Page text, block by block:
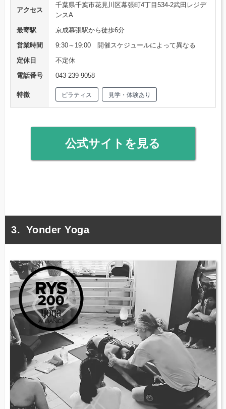
アクセス
千葉県千葉市花見川区幕張町4丁目534-2武田レジデ
ンスA
最寄駅
京成幕張駅から徒歩6分
営業時間
9:30～19:00 開催スケジュールによって異なる
定休日
不定休
電話番号
043-239-9058
特徴 ピラティス 見学・体験あり
公式サイトを見る
Yonder Yoga